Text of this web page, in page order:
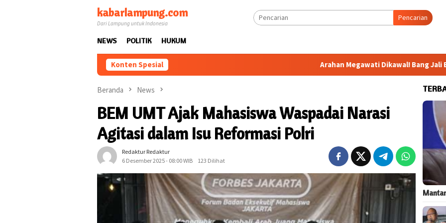
kabarlampung.com
Dari Lampung untuk Indonesia
Pencarian
NEWS POLITIK HUKUM
Konten Spesial Arahan Megawati Dikawal! Bang Jali Bakal
Beranda News
BEM UMT Ajak Mahasiswa Waspadai Narasi
Agitasi dalam Isu Reformasi Polri
Redaktur Redaktur
6 Desember 2025 - 08:00 WIB
123 Dilihat